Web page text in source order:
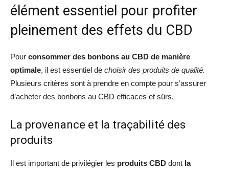
élément essentiel pour profiter
pleinement des effets du CBD
Pour consommer des bonbons au CBD de manière
optimale, il est essentiel de choisir des produits de qualité.
Plusieurs critères sont à prendre en compte pour s’assurer
d’acheter des bonbons au CBD efficaces et sûrs.
La provenance et la traçabilité des
produits
Il est important de privilégier les produits CBD dont la